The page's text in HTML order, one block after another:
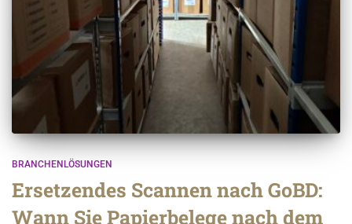
BRANCHENLÖSUNGEN
Ersetzendes Scannen nach GoBD:
Wann Sie Papierbelege nach dem